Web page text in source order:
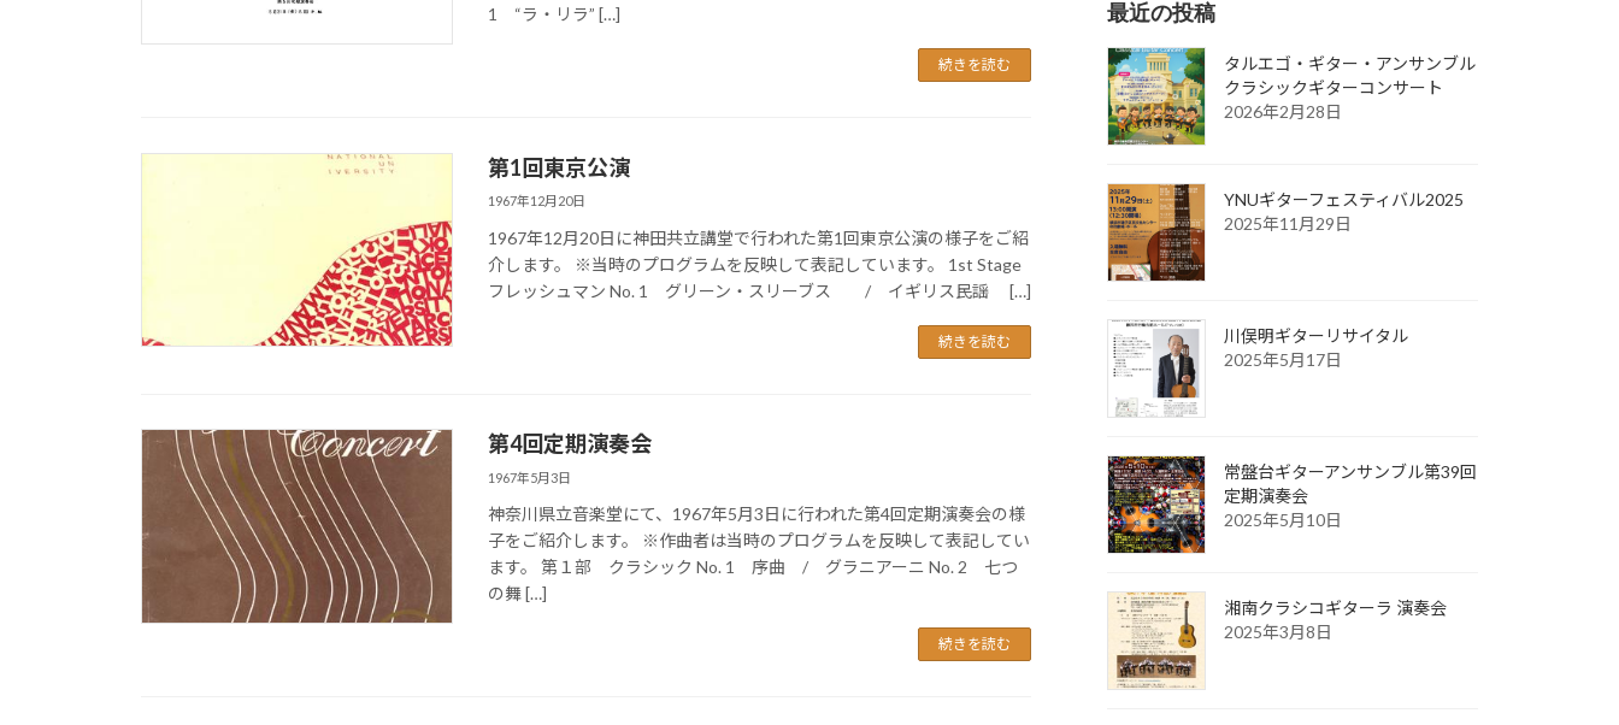
1 “ラ・リラ” […]
続きを読む
第1回東京公演
1967年12月20日
1967年12月20日に神田共立講堂で行われた第1回東京公演の様子をご紹
介します。 ※当時のプログラムを反映して表記しています。 1st Stage
フレッシュマン No. 1 グリーン・スリーブス / イギリス民謡 […]
続きを読む
第4回定期演奏会
1967年5月3日
神奈川県立音楽堂にて、1967年5月3日に行われた第4回定期演奏会の様
子をご紹介します。 ※作曲者は当時のプログラムを反映して表記してい
ます。 第１部 クラシック No. 1 序曲 / グラニアーニ No. 2 七つ
の舞 […]
続きを読む
最近の投稿
タルエゴ・ギター・アンサンブル
クラシックギターコンサート
2026年2月28日
YNUギターフェスティバル2025
2025年11月29日
川俣明ギターリサイタル
2025年5月17日
常盤台ギターアンサンブル第39回
定期演奏会
2025年5月10日
湘南クラシコギターラ 演奏会
2025年3月8日